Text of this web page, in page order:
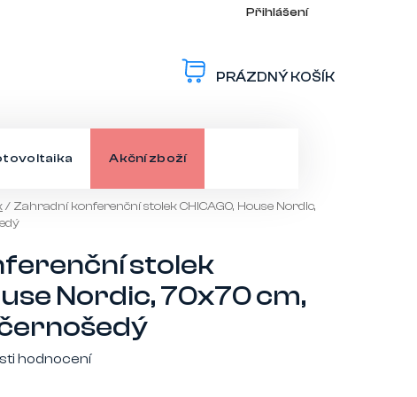
Přihlášení
PRÁZDNÝ KOŠÍK
Akční zboží
/ Zahradní konferenční stolek CHICAGO, House Nordic,
stolek
Nordic, 70x70 cm,
hodnocení